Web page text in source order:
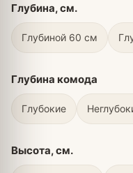
Глубина, см.
Глубиной 60 см
Глубина комода
Глубокие
Высота, см.